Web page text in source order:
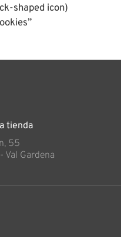
shaped icon)
tienda
55
Val Gardena